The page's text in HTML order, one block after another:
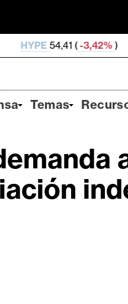
( -3,42% ) DOGE
Temas